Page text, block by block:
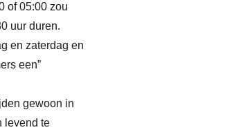
of 05:00 zou
uur duren.
en zaterdag en
een”
gewoon in
levend te